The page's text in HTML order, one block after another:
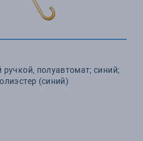
ручкой, полуавтомат; синий;
(синий)